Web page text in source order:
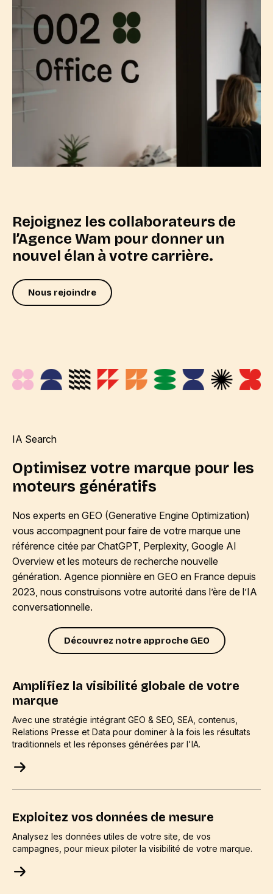
Rejoignez les collaborateurs de
l’Agence Wam pour donner un
nouvel élan à votre carrière.
Nous rejoindre
IA Search
Optimisez votre marque pour les
moteurs génératifs
Nos experts en GEO (Generative Engine Optimization)
vous accompagnent pour faire de votre marque une
référence citée par ChatGPT, Perplexity, Google AI
Overview et les moteurs de recherche nouvelle
génération. Agence pionnière en GEO en France depuis
2023, nous construisons votre autorité dans l’ère de l’IA
conversationnelle.
Découvrez notre approche GEO
Amplifiez la visibilité globale de votre
marque
Avec une stratégie intégrant GEO & SEO, SEA, contenus,
Relations Presse et Data pour dominer à la fois les résultats
traditionnels et les réponses générées par l'IA.
Exploitez vos données de mesure
Analysez les données utiles de votre site, de vos
campagnes, pour mieux piloter la visibilité de votre marque.